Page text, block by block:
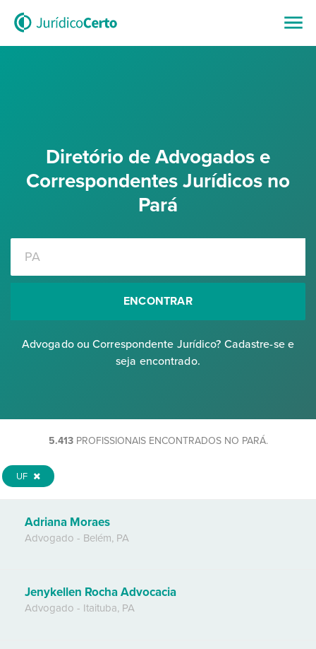
Diretório de Advogados e
Correspondentes Jurídicos no
Pará
ENCONTRAR
Advogado ou Correspondente Jurídico? Cadastre-se e
seja encontrado.
5.413PROFISSIONAIS ENCONTRADOS NO PARÁ.
UF
Adriana Moraes
Advogado - Belém, PA
Jenykellen Rocha Advocacia
Advogado - Itaituba, PA